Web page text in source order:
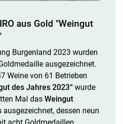
aus Gold "Weingut
Burgenland 2023 wurden
ausgezeichnet.
Weine von 61 Betrieben
des Jahres 2023“wurde
Mal das Weingut
ausgezeichnet, dessen neun